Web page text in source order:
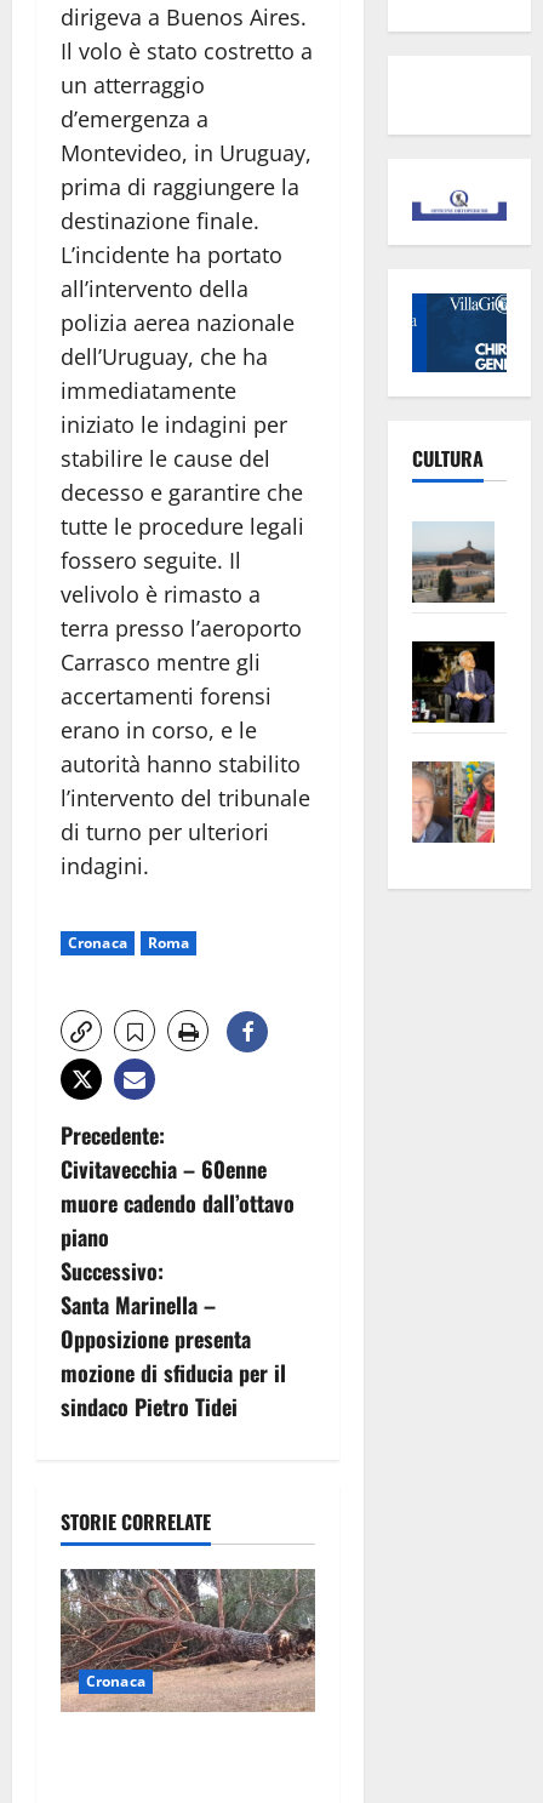
dirigeva a Buenos Aires.
Il volo è stato costretto a
un atterraggio
d’emergenza a
Montevideo, in Uruguay,
prima di raggiungere la
destinazione finale.
L’incidente ha portato
all’intervento della
polizia aerea nazionale
dell’Uruguay, che ha
immediatamente
iniziato le indagini per
stabilire le cause del
decesso e garantire che
tutte le procedure legali
fossero seguite. Il
velivolo è rimasto a
terra presso l’aeroporto
Carrasco mentre gli
accertamenti forensi
erano in corso, e le
autorità hanno stabilito
l’intervento del tribunale
di turno per ulteriori
indagini.
Cronaca Roma
N
a
v
i
g
a
i
o
n
e
a
Precedente:
Civitavecchia – 60enne
muore cadendo dall’ottavo
piano
Successivo:
Santa Marinella –
Opposizione presenta
mozione di sfiducia per il
sindaco Pietro Tidei
STORIE CORRELATE
Cronaca
CULTURA
euro
apre